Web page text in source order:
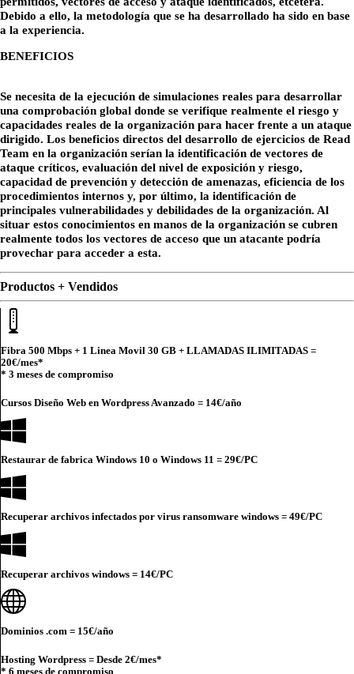
Debido a ello, la metodología que se ha desarrollado ha sido en base
a la experiencia.
BENEFICIOS
Se necesita de la ejecución de simulaciones reales para desarrollar
una comprobación global donde se verifique realmente el riesgo y
capacidades reales de la organización para hacer frente a un ataque
dirigido. Los beneficios directos del desarrollo de ejercicios de Read
Team en la organización serían la identificación de vectores de
ataque críticos, evaluación del nivel de exposición y riesgo,
capacidad de prevención y detección de amenazas, eficiencia de los
procedimientos internos y, por último, la identificación de
principales vulnerabilidades y debilidades de la organización. Al
situar estos conocimientos en manos de la organización se cubren
realmente todos los vectores de acceso que un atacante podría
provechar para acceder a esta.
Productos + Vendidos
Fibra 500 Mbps + 1 Linea Movil 30 GB + LLAMADAS ILIMITADAS =
20€/mes*
* 3 meses de compromiso
Cursos Diseño Web en Wordpress Avanzado = 14€/año
Restaurar de fabrica Windows 10 o Windows 11 = 29€/PC
Recuperar archivos infectados por virus ransomware windows = 49€/PC
Recuperar archivos windows = 14€/PC
Dominios .com = 15€/año
Hosting Wordpress = Desde 2€/mes*
* 6 meses de compromiso